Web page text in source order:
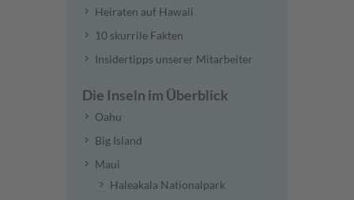
Heiraten auf Hawaii
10 skurrile Fakten
Insidertipps unserer Mitarbeiter
Die Inseln im Überblick
Oahu
Big Island
Maui
Haleakala Nationalpark